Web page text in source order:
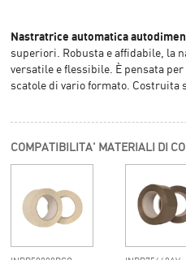
Nastratrice automatica
superiori. Robusta e affidabile, la
versatile e flessibile. È pensata
scatole di vario formato. Costruita
COMPATIBILITA' MATERIALI DI